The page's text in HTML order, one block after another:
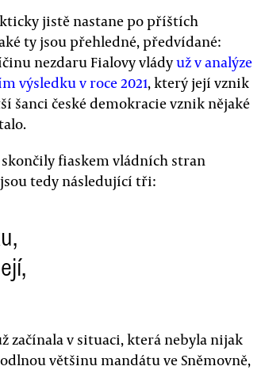
jistě nastane po příštích
ty jsou přehledné, předvídané:
nezdaru Fialovy vládyuž v analýze
výsledku v roce 2021, který její vznik
šanci české demokracie vznik nějaké
fiaskem vládních stran
tedy následující tři:
začínala v situaci, která nebyla nijak
většinu mandátu ve Sněmovně,